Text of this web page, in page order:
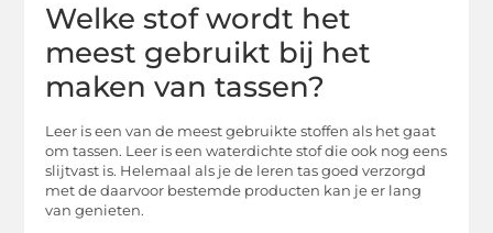
Welke stof wordt het
meest gebruikt bij het
maken van tassen?
Leer is een van de meest gebruikte stoffen als het gaat
om tassen. Leer is een waterdichte stof die ook nog eens
slijtvast is. Helemaal als je de leren tas goed verzorgd
met de daarvoor bestemde producten kan je er lang
van genieten.